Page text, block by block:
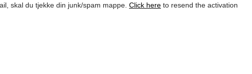
skal du tjekke din junk/spam mappe. Click here to resend the activation